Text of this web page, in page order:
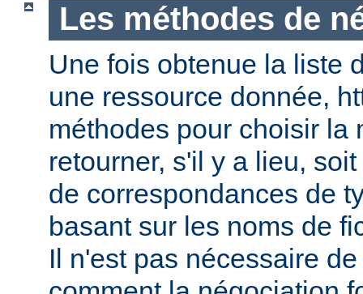
Les méthodes de
Une fois obtenue la liste
une ressource donnée,
méthodes pour choisir la
retourner, s'il y a lieu,
de correspondances de
basant sur les noms de
Il n'est pas nécessaire